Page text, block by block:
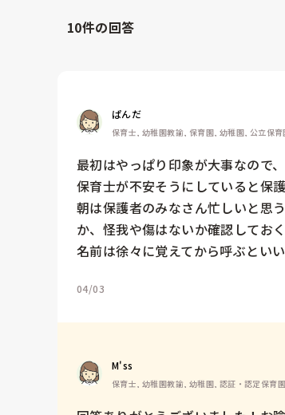
10件の回答
ぱんだ
保育士, 幼稚園教諭, 保育園, 幼稚園, 公立保
最初はやっぱり印象が大事なので
保育士が不安そうにしていると保
朝は保護者のみなさん忙しいと思
か、怪我や傷はないか確認してお
名前は徐々に覚えてから呼ぶとい
04/03
M'ss
保育士, 幼稚園教諭, 幼稚園, 認証・認定保育園